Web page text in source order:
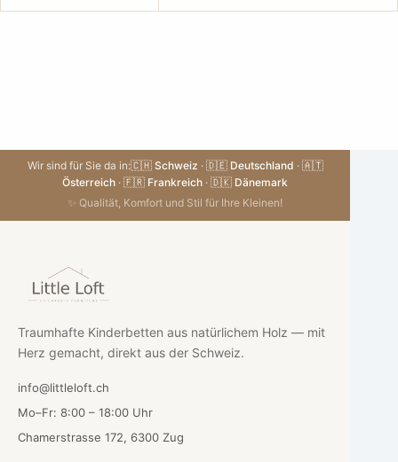
Wir sind für Sie da in:🇨🇭 Schweiz · 🇩🇪 Deutschland · 🇦🇹
Österreich ·🇫🇷 Frankreich ·🇩🇰 Dänemark
✨ Qualität, Komfort und Stil für Ihre Kleinen!
Traumhafte Kinderbetten aus natürlichem Holz — mit
Herz gemacht, direkt aus der Schweiz.
info@littleloft.ch
Mo–Fr: 8:00 – 18:00 Uhr
Chamerstrasse 172, 6300 Zug